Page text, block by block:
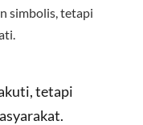
simbolis, tetapi
tetapi